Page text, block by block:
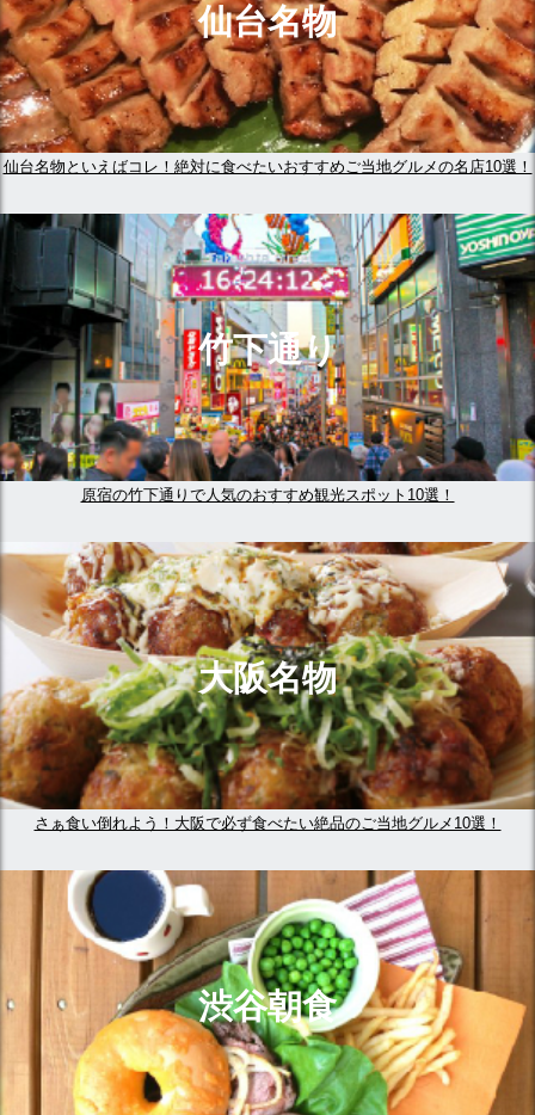
仙台名物
仙台名物といえばコレ！絶対に食べたいおすすめご当地グルメの名店10選！
竹下通り
原宿の竹下通りで人気のおすすめ観光スポット10選！
大阪名物
さぁ食い倒れよう！大阪で必ず食べたい絶品のご当地グルメ10選！
渋谷朝食